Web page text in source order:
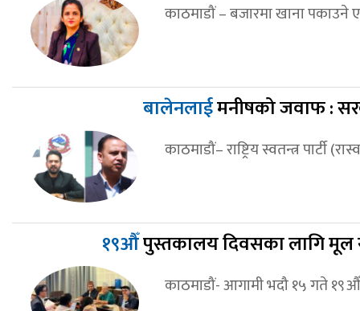
काठमाडौं – बजारमा खाना
बालेनलाईमनीषको जवाफ :
काठमाडौं– राष्ट्रिय स्वतन्त्र पार्टी
१९औँपुस्तकालय दिवसका लागि मूल
काठमाडौं- आगामी भदौ १५ गते